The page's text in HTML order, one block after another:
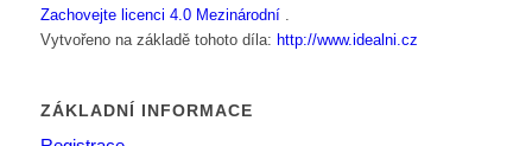
Zachovejte licenci 4.0 Mezinárodní
Vytvořeno na základě tohoto díla: http://www.idealni.cz
ZÁKLADNÍ INFORMACE